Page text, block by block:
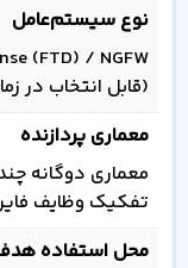
نوع سیستم‌عامل
(FTD) / NGFW
(قابل انتخاب در
معماری پردازنده
تفکیک وظایف
محل استفاده